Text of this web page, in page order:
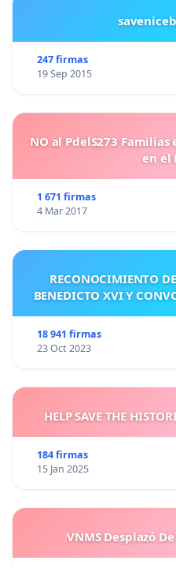
247 firmas
19 Sep 2015
NO al PdelS273 Familias
en el
1 671 firmas
4 Mar 2017
RECONOCIMIENTO
BENEDICTO XVI Y
18 941 firmas
23 Oct 2023
HELP SAVE THE
184 firmas
15 Jan 2025
VNMS Desplazó